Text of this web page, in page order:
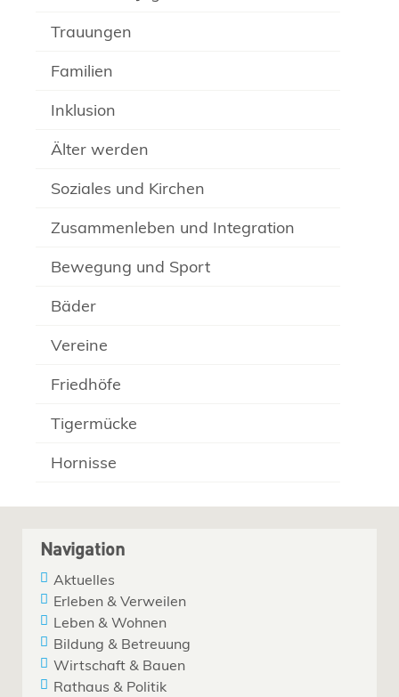
Trauungen
Familien
Inklusion
Älter werden
Soziales und Kirchen
Zusammenleben und Integration
Bewegung und Sport
Bäder
Vereine
Friedhöfe
Tigermücke
Hornisse
Navigation
Aktuelles
Erleben & Verweilen
Leben & Wohnen
Bildung & Betreuung
Wirtschaft & Bauen
Rathaus & Politik